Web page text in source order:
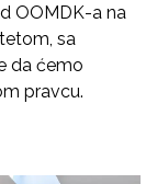
OOMDK-a na
sa
da ćemo
pravcu.